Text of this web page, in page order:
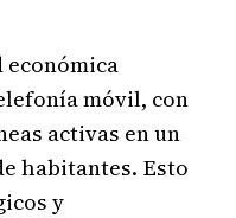
económica
móvil, con
activas en un
habitantes. Esto
y